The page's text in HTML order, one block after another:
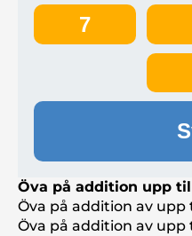
7
Öva på addition upp
Öva på addition av upp
Öva på addition av